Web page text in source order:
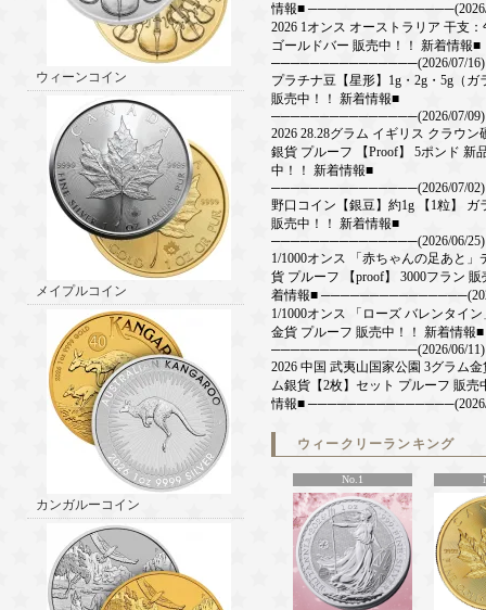
ウィーンコイン
メイプルコイン
カンガルーコイン
情報■ ───────────────(2026/
2026 1オンス オーストラリア 干支
ゴールドバー 販売中！！ 新着情報■
───────────────(2026/07/16)
プラチナ豆【星形】1g・2g・5g（ガ
販売中！！ 新着情報■
───────────────(2026/07/09)
2026 28.28グラム イギリス クラウン
銀貨 プルーフ 【Proof】 5ポンド 新
中！！ 新着情報■
───────────────(2026/07/02)
野口コイン【銀豆】約1g 【1粒】 ガ
販売中！！ 新着情報■
───────────────(2026/06/25)
1/1000オンス 「赤ちゃんの足あと」
貨 プルーフ 【proof】 3000フラン
着情報■
1/1000オンス 「ローズ バレンタイ
金貨 プルーフ 販売中！！ 新着情報■
───────────────(2026/06/11)
2026 中国 武夷山国家公園 3グラム
ム銀貨【2枚】セット プルーフ 販売
情報■ ───────────────(2026/
バーバー販売中！！ 新着情報■
───────────────(2026/05/28)
野口コイン【金豆】約1g 【1粒】
売中！ 新着情報■
───────────────(2026/05/21)
2026 1オンス オーストラリア オー
驚異：アウトバック(内陸部荒野地
ル販売中！！ 新着情報■
───────────────(2026/05/14)
2025 8グラム イギリス スノーマン
ウィークリーランキング
No.1